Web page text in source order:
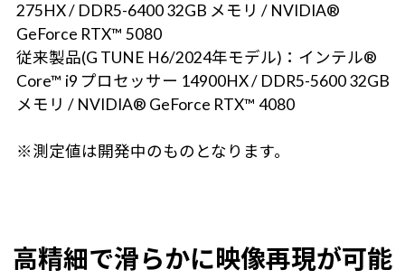
275HX / DDR5-6400 32GB メモリ / NVIDIA®
GeForce RTX™ 5080
従来製品(G TUNE H6/2024年モデル)：インテル®
Core™ i9 プロセッサー 14900HX / DDR5-5600 32GB
メモリ / NVIDIA® GeForce RTX™ 4080
※測定値は開発中のものとなります。
高精細で滑らかに映像再現が可能